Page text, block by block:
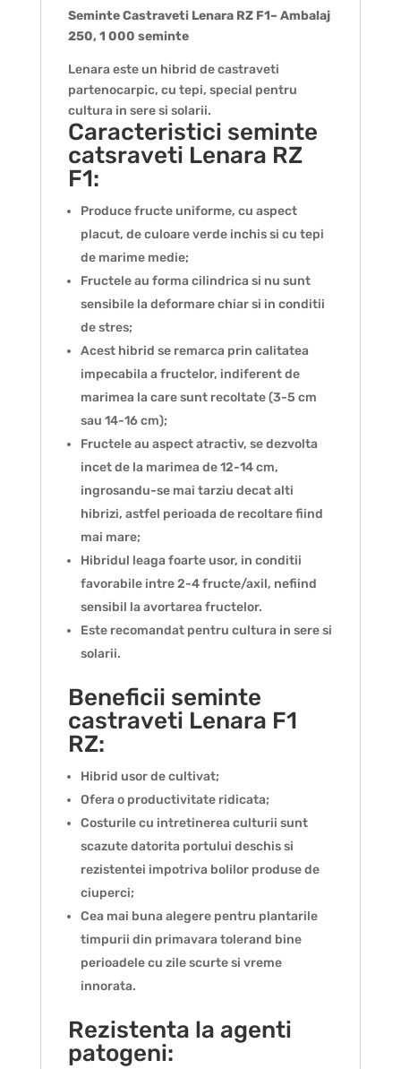
Seminte Castraveti Lenara RZ F1– Ambalaj
250, 1 000 seminte
Lenara este un hibrid de castraveti
partenocarpic, cu tepi, special pentru
cultura in sere si solarii.
Caracteristici seminte
catsraveti Lenara RZ
F1:
Produce fructe uniforme, cu aspect
placut, de culoare verde inchis si cu tepi
de marime medie;
Fructele au forma cilindrica si nu sunt
sensibile la deformare chiar si in conditii
de stres;
Acest hibrid se remarca prin calitatea
impecabila a fructelor, indiferent de
marimea la care sunt recoltate (3-5 cm
sau 14-16 cm);
Fructele au aspect atractiv, se dezvolta
incet de la marimea de 12-14 cm,
ingrosandu-se mai tarziu decat alti
hibrizi, astfel perioada de recoltare fiind
mai mare;
Hibridul leaga foarte usor, in conditii
favorabile intre 2-4 fructe/axil, nefiind
sensibil la avortarea fructelor.
Este recomandat pentru cultura in sere si
solarii.
Beneficii seminte
castraveti Lenara F1
RZ:
Hibrid usor de cultivat;
Ofera o productivitate ridicata;
Costurile cu intretinerea culturii sunt
scazute datorita portului deschis si
rezistentei impotriva bolilor produse de
ciuperci;
Cea mai buna alegere pentru plantarile
timpurii din primavara tolerand bine
perioadele cu zile scurte si vreme
innorata.
Rezistenta la agenti
patogeni: